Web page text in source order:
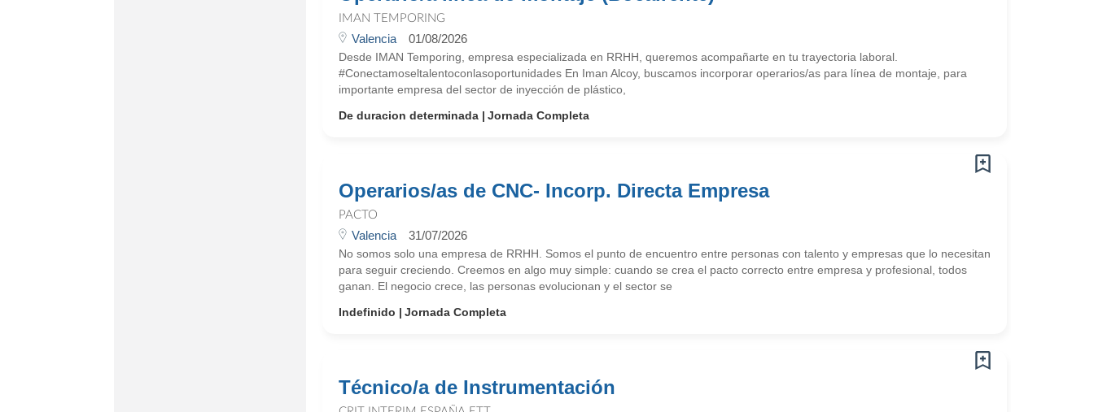
IMAN TEMPORING
Valencia 01/08/2026
Desde IMAN Temporing, empresa especializada en RRHH, queremos acompañarte en tu trayectoria laboral.
#Conectamoseltalentoconlasoportunidades En Iman Alcoy, buscamos incorporar operarios/as para línea de montaje, para
importante empresa del sector de inyección de plástico,
De duracion determinada
Jornada Completa
Operarios/as de CNC- Incorp. Directa Empresa
PACTO
Valencia 31/07/2026
No somos solo una empresa de RRHH. Somos el punto de encuentro entre personas con talento y empresas que lo necesitan
para seguir creciendo. Creemos en algo muy simple: cuando se crea el pacto correcto entre empresa y profesional, todos
ganan. El negocio crece, las personas evolucionan y el sector se
Indefinido
Jornada Completa
Técnico/a de Instrumentación